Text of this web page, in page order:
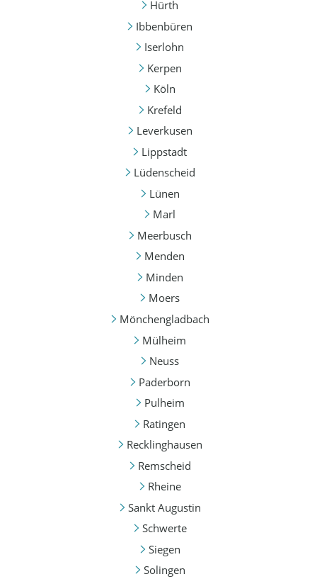
Hürth
Ibbenbüren
Iserlohn
Kerpen
Köln
Krefeld
Leverkusen
Lippstadt
Lüdenscheid
Lünen
Marl
Meerbusch
Menden
Minden
Moers
Mönchengladbach
Mülheim
Neuss
Paderborn
Pulheim
Ratingen
Recklinghausen
Remscheid
Rheine
Sankt Augustin
Schwerte
Siegen
Solingen